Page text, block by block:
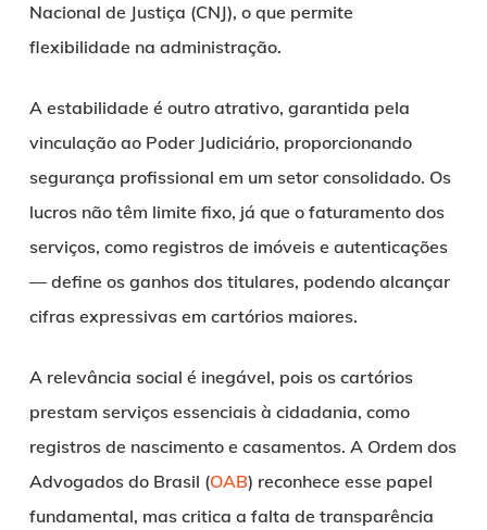
Nacional de Justiça (CNJ), o que permite
flexibilidade na administração.
A estabilidade é outro atrativo, garantida pela
vinculação ao Poder Judiciário, proporcionando
segurança profissional em um setor consolidado. Os
lucros não têm limite fixo, já que o faturamento dos
serviços, como registros de imóveis e autenticações
— define os ganhos dos titulares, podendo alcançar
cifras expressivas em cartórios maiores.
A relevância social é inegável, pois os cartórios
prestam serviços essenciais à cidadania, como
registros de nascimento e casamentos. A Ordem dos
Advogados do Brasil (OAB) reconhece esse papel
fundamental, mas critica a falta de transparência